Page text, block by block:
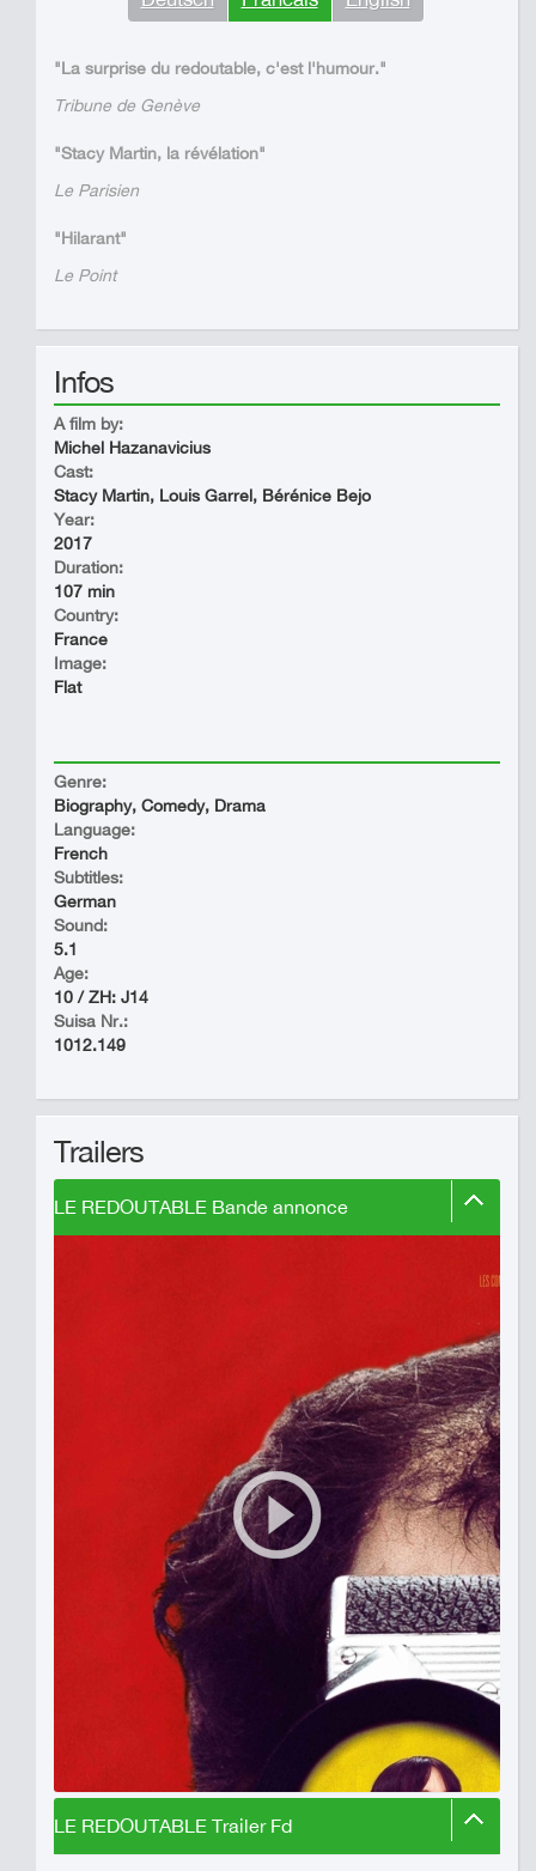
"La surprise du redoutable, c'est l'humour."
Tribune de Genève
"Stacy Martin, la révélation"
Le Parisien
"Hilarant"
Le Point
Infos
A film by:
Michel Hazanavicius
Cast:
Stacy Martin, Louis Garrel, Bérénice Bejo
Year:
2017
Duration:
107 min
Country:
France
Image:
Flat
Genre:
Biography, Comedy, Drama
Language:
French
Subtitles:
German
Sound:
5.1
Age:
10 / ZH: J14
Suisa Nr.:
1012.149
Trailers
LE REDOUTABLE Bande annonce
LE REDOUTABLE Trailer Fd